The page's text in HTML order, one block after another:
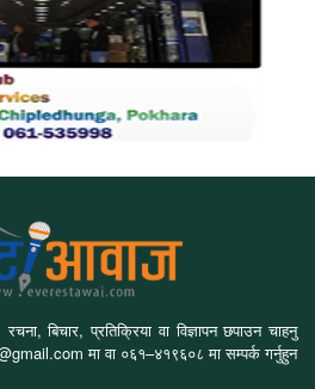
बिचार, प्रतिक्रिया वा विज्ञापन छपाउन चाहनु
मा वा ०६१–४१९६०८ मा सम्पर्क गर्नुहुन